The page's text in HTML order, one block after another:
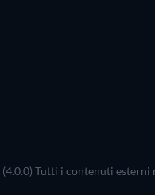
(4.0.0) Tutti i contenuti